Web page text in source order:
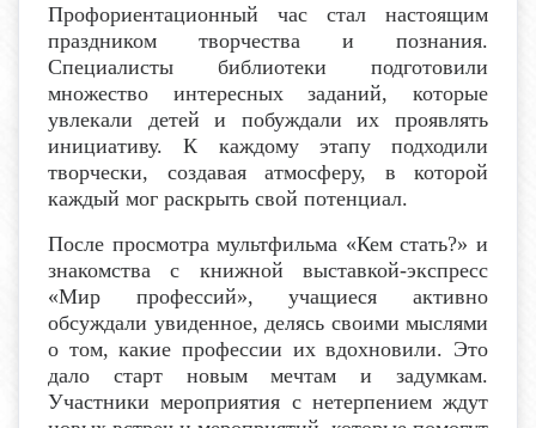
Профориентационный час стал настоящим
праздником творчества и познания.
Специалисты библиотеки подготовили
множество интересных заданий, которые
увлекали детей и побуждали их проявлять
инициативу. К каждому этапу подходили
творчески, создавая атмосферу, в которой
каждый мог раскрыть свой потенциал.
После просмотра мультфильма «Кем стать?» и
знакомства с книжной выставкой-экспресс
«Мир профессий», учащиеся активно
обсуждали увиденное, делясь своими мыслями
о том, какие профессии их вдохновили. Это
дало старт новым мечтам и задумкам.
Участники мероприятия с нетерпением ждут